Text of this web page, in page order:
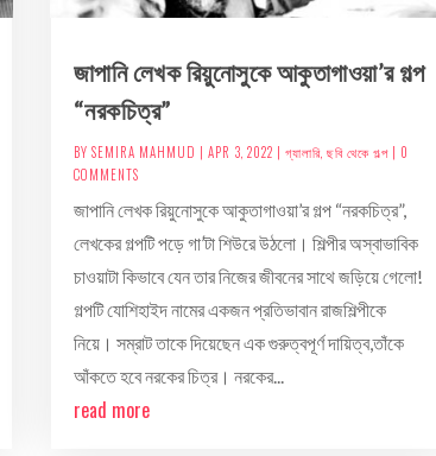
জাপানি লেখক রিয়ুনোসুকে আকুতাগাওয়া’র গল্প
“নরকচিত্র”
BY SEMIRA MAHMUD | APR 3, 2022 | গ্যালারি, ছবি থেকে গল্প| 0
COMMENTS
জাপানি লেখক রিয়ুনোসুকে আকুতাগাওয়া’র গল্প “নরকচিত্র”,
লেখকের গল্পটি পড়ে গা’টা শিউরে উঠলো। শিল্পীর অস্বাভাবিক
চাওয়াটা কিভাবে যেন তার নিজের জীবনের সাথে জড়িয়ে গেলো!
গল্পটি যোশিহাইদ নামের একজন প্রতিভাবান রাজশিল্পীকে
নিয়ে। সম্রাট তাকে দিয়েছেন এক গুরুত্বপূর্ণ দায়িত্ব,তাঁকে
আঁকতে হবে নরকের চিত্র। নরকের...
read more